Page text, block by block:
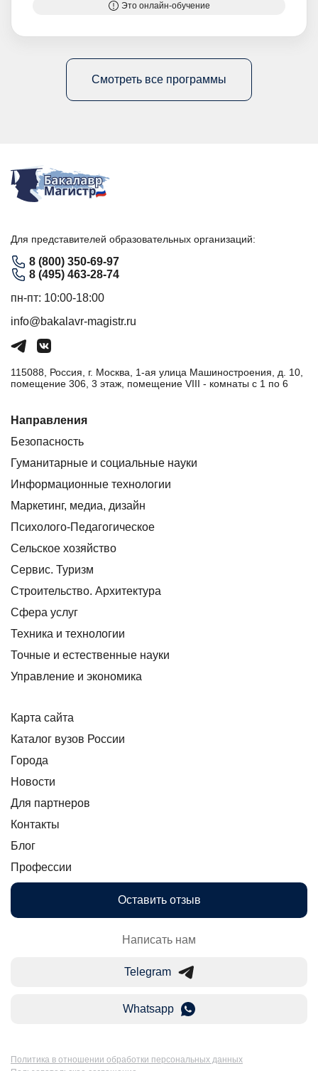
Это онлайн-обучение
Смотреть все программы
Для представителей образовательных организаций:
8 (800) 350-69-97
8 (495) 463-28-74
пн-пт: 10:00-18:00
info@bakalavr-magistr.ru
115088, Россия, г. Москва, 1-ая улица Машиностроения, д. 10,
помещение 306, 3 этаж, помещение VIII - комнаты с 1 по 6
Направления
Безопасность
Гуманитарные и социальные науки
Информационные технологии
Маркетинг, медиа, дизайн
Психолого-Педагогическое
Сельское хозяйство
Сервис. Туризм
Строительство. Архитектура
Сфера услуг
Техника и технологии
Точные и естественные науки
Управление и экономика
Карта сайта
Каталог вузов России
Города
Новости
Для партнеров
Контакты
Блог
Профессии
Оставить отзыв
Написать нам
Telegram
Whatsapp
Политика в отношении обработки персональных данных